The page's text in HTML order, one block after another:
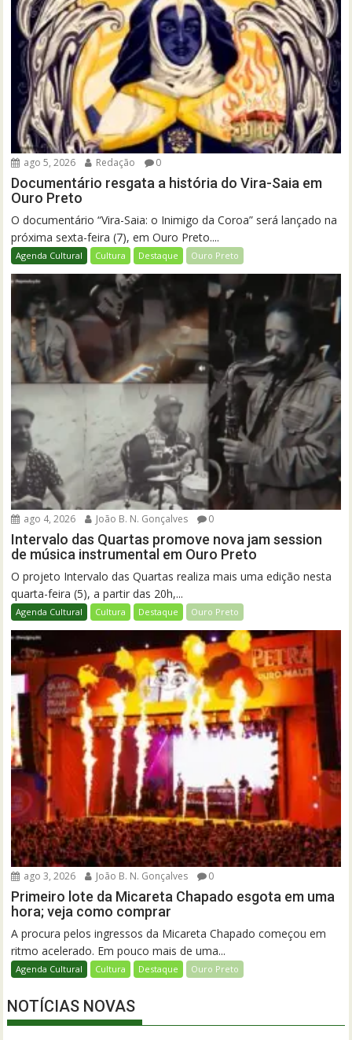
ago 5, 2026 Redação 0
Documentário resgata a história do Vira-Saia em
Ouro Preto
O documentário “Vira-Saia: o Inimigo da Coroa” será lançado na
próxima sexta-feira (7), em Ouro Preto....
Agenda Cultural Cultura Destaque Ouro Preto
ago 4, 2026 João B. N. Gonçalves 0
Intervalo das Quartas promove nova jam session
de música instrumental em Ouro Preto
O projeto Intervalo das Quartas realiza mais uma edição nesta
quarta-feira (5), a partir das 20h,...
Agenda Cultural Cultura Destaque Ouro Preto
ago 3, 2026 João B. N. Gonçalves 0
Primeiro lote da Micareta Chapado esgota em uma
hora; veja como comprar
A procura pelos ingressos da Micareta Chapado começou em
ritmo acelerado. Em pouco mais de uma...
Agenda Cultural Cultura Destaque Ouro Preto
NOTÍCIAS NOVAS